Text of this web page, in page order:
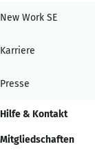
New Work SE
Karriere
Presse
Hilfe & Kontakt
Mitgliedschaften